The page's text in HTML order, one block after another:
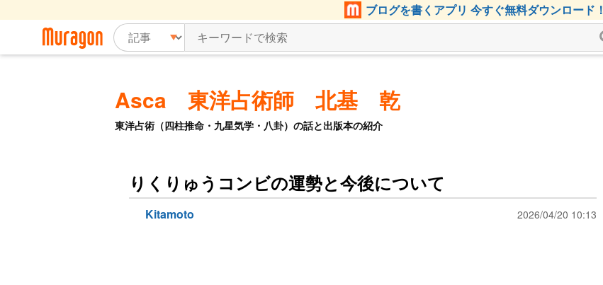
ブログを書くアプリ 今すぐ無料ダウンロード！
Asca 東洋占術師 北基 乾
東洋占術（四柱推命・九星気学・八卦）の話と出版本の紹介
りくりゅうコンビの運勢と今後について
Kitamoto 2026/04/20 10:13